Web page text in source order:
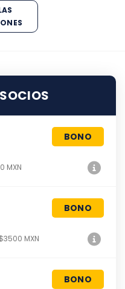
BONO
MXN
BONO
MXN
BONO